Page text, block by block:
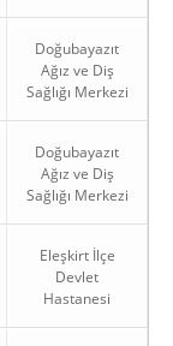
Doğubayazıt
Ağız ve Diş
Sağlığı Merkezi
Doğubayazıt
Ağız ve Diş
Sağlığı Merkezi
Eleşkirt İlçe
Devlet
Hastanesi